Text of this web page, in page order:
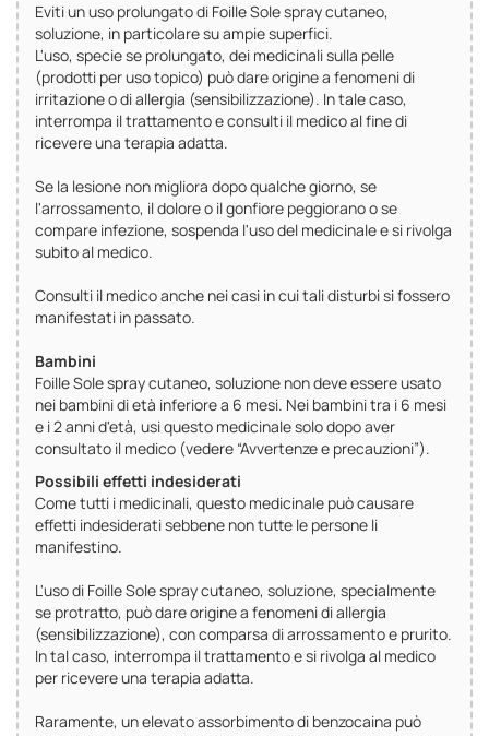
Eviti un uso prolungato di Foille Sole spray cutaneo,
soluzione, in particolare su ampie superfici.
L'uso, specie se prolungato, dei medicinali sulla pelle
(prodotti per uso topico) può dare origine a fenomeni di
irritazione o di allergia (sensibilizzazione). In tale caso,
interrompa il trattamento e consulti il medico al fine di
ricevere una terapia adatta.
Se la lesione non migliora dopo qualche giorno, se
l'arrossamento, il dolore o il gonfiore peggiorano o se
compare infezione, sospenda l'uso del medicinale e si rivolga
subito al medico.
Consulti il medico anche nei casi in cui tali disturbi si fossero
manifestati in passato.
Bambini
Foille Sole spray cutaneo, soluzione non deve essere usato
nei bambini di età inferiore a 6 mesi. Nei bambini tra i 6 mesi
e i 2 anni d'età, usi questo medicinale solo dopo aver
consultato il medico (vedere “Avvertenze e precauzioni”).
Possibili effetti indesiderati
Come tutti i medicinali, questo medicinale può causare
effetti indesiderati sebbene non tutte le persone li
manifestino.
L'uso di Foille Sole spray cutaneo, soluzione, specialmente
se protratto, può dare origine a fenomeni di allergia
(sensibilizzazione), con comparsa di arrossamento e prurito.
In tal caso, interrompa il trattamento e si rivolga al medico
per ricevere una terapia adatta.
Raramente, un elevato assorbimento di benzocaina può